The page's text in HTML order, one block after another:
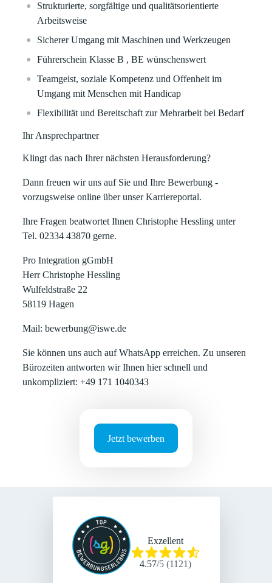
Strukturierte, sorgfältige und qualitätsorientierte
Arbeitsweise
Sicherer Umgang mit Maschinen und Werkzeugen
Führerschein Klasse B , BE wünschenswert
Teamgeist, soziale Kompetenz und Offenheit im
Umgang mit Menschen mit Handicap
Flexibilität und Bereitschaft zur Mehrarbeit bei Bedarf
Ihr Ansprechpartner
Klingt das nach Ihrer nächsten Herausforderung?
Dann freuen wir uns auf Sie und Ihre Bewerbung -
vorzugsweise online über unser Karriereportal.
Ihre Fragen beatwortet Ihnen Christophe Hessling unter
Tel. 02334 43870 gerne.
Pro Integration gGmbH
Herr Christophe Hessling
Wulfeldstraße 22
58119 Hagen
Mail: bewerbung@iswe.de
Sie können uns auch auf WhatsApp erreichen. Zu unseren
Bürozeiten antworten wir Ihnen hier schnell und
unkompliziert: +49 171 1040343
Jetzt bewerben
Exzellent
4.57/5(1121)